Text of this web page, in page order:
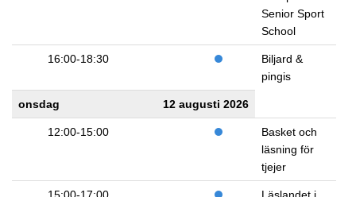
Senior Sport
School
16:00-18:30
Biljard &
pingis
onsdag 12 augusti 2026
12:00-15:00
Basket och
läsning för
tjejer